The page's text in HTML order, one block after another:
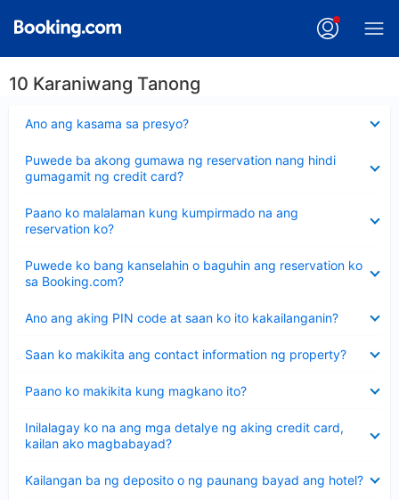
10 Karaniwang Tanong
Ano ang kasama sa presyo?
ang
Puwede ba akong gumawa ng reservation nang hindi
gumagamit ng credit card?
ang
sagot
Paano ko malalaman kung kumpirmado na ang
reservation ko?
ang
sagot
Puwede ko bang kanselahin o baguhin ang reservation ko
sa Booking.com?
ang
sagot
Ano ang aking PIN code at saan ko ito kakailanganin?
ang
Saan ko makikita ang contact information ng property?
ang
Paano ko makikita kung magkano ito?
ang
Inilalagay ko na ang mga detalye ng aking credit card,
kailan ako magbabayad?
ang
sagot
Kailangan ba ng deposito o ng paunang bayad ang hotel?
ang